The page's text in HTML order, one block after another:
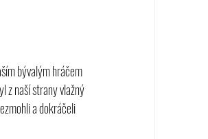
bývalým hráčem
z naší strany vlažný
a dokráčeli